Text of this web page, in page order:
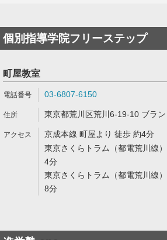
個別指導学院フリーステップ
町屋教室
03-6807-6150
東京都荒川区荒川6-19-10 ブラ
京成本線 町屋より 徒歩 約4分
東京さくらトラム（都電荒川線
4分
東京さくらトラム（都電荒川線
8分